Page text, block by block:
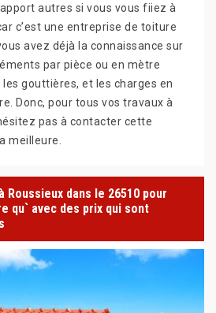
autres si vous vous fiiez à
c’est une entreprise de toiture
avez déjà la connaissance sur
par pièce ou en mètre
gouttières, et les charges en
Donc, pour tous vos travaux à
pas à contacter cette
meilleure.
Roussieux dans le 26510 pour
qu` avec des prix qui sont